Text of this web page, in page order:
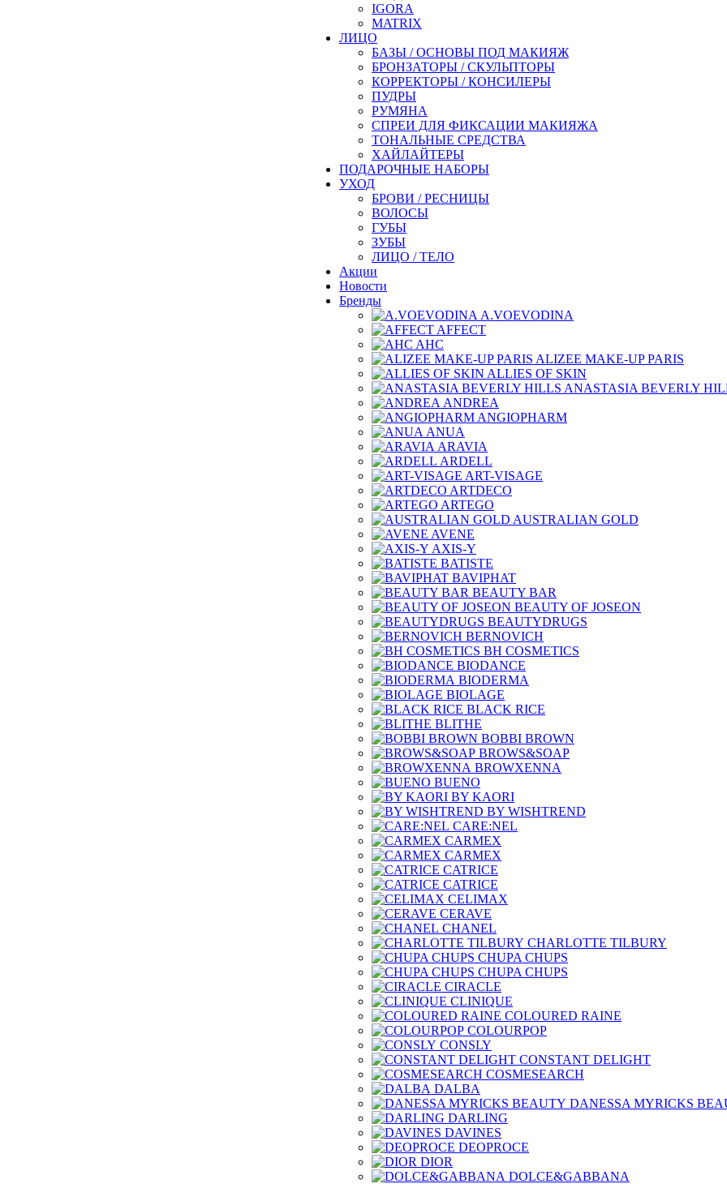
IGORA
MATRIX
ЛИЦО
БАЗЫ / ОСНОВЫ ПОД МАКИЯЖ
БРОНЗАТОРЫ / СКУЛЬПТОРЫ
КОРРЕКТОРЫ / КОНСИЛЕРЫ
ПУДРЫ
РУМЯНА
СПРЕИ ДЛЯ ФИКСАЦИИ МАКИЯЖА
ТОНАЛЬНЫЕ СРЕДСТВА
ХАЙЛАЙТЕРЫ
ПОДАРОЧНЫЕ НАБОРЫ
УХОД
БРОВИ / РЕСНИЦЫ
ВОЛОСЫ
ГУБЫ
ЗУБЫ
ЛИЦО / ТЕЛО
Акции
Новости
Бренды
A.VOEVODINA
AFFECT
AHC
ALIZEE MAKE-UP PARIS
ALLIES OF SKIN
ANASTASIA BEVERLY
ANDREA
ANGIOPHARM
ANUA
ARAVIA
ARDELL
ART-VISAGE
ARTDECO
ARTEGO
AUSTRALIAN GOLD
AVENE
AXIS-Y
BATISTE
BAVIPHAT
BEAUTY BAR
BEAUTY OF JOSEON
BEAUTYDRUGS
BERNOVICH
BH COSMETICS
BIODANCE
BIODERMA
BIOLAGE
BLACK RICE
BLITHE
BOBBI BROWN
BROWS&SOAP
BROWXENNA
BUENO
BY KAORI
BY WISHTREND
CARE:NEL
CARMEX
CARMEX
CATRICE
CATRICE
CELIMAX
CERAVE
CHANEL
CHARLOTTE TILBURY
CHUPA CHUPS
CHUPA CHUPS
CIRACLE
CLINIQUE
COLOURED RAINE
COLOURPOP
CONSLY
CONSTANT DELIGHT
COSMESEARCH
DALBA
DANESSA MYRICKS
DARLING
DAVINES
DEOPROCE
DIOR
DOLCE&GABBANA